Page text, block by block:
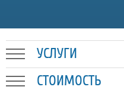
УСЛУГИ
СТОИМОСТЬ